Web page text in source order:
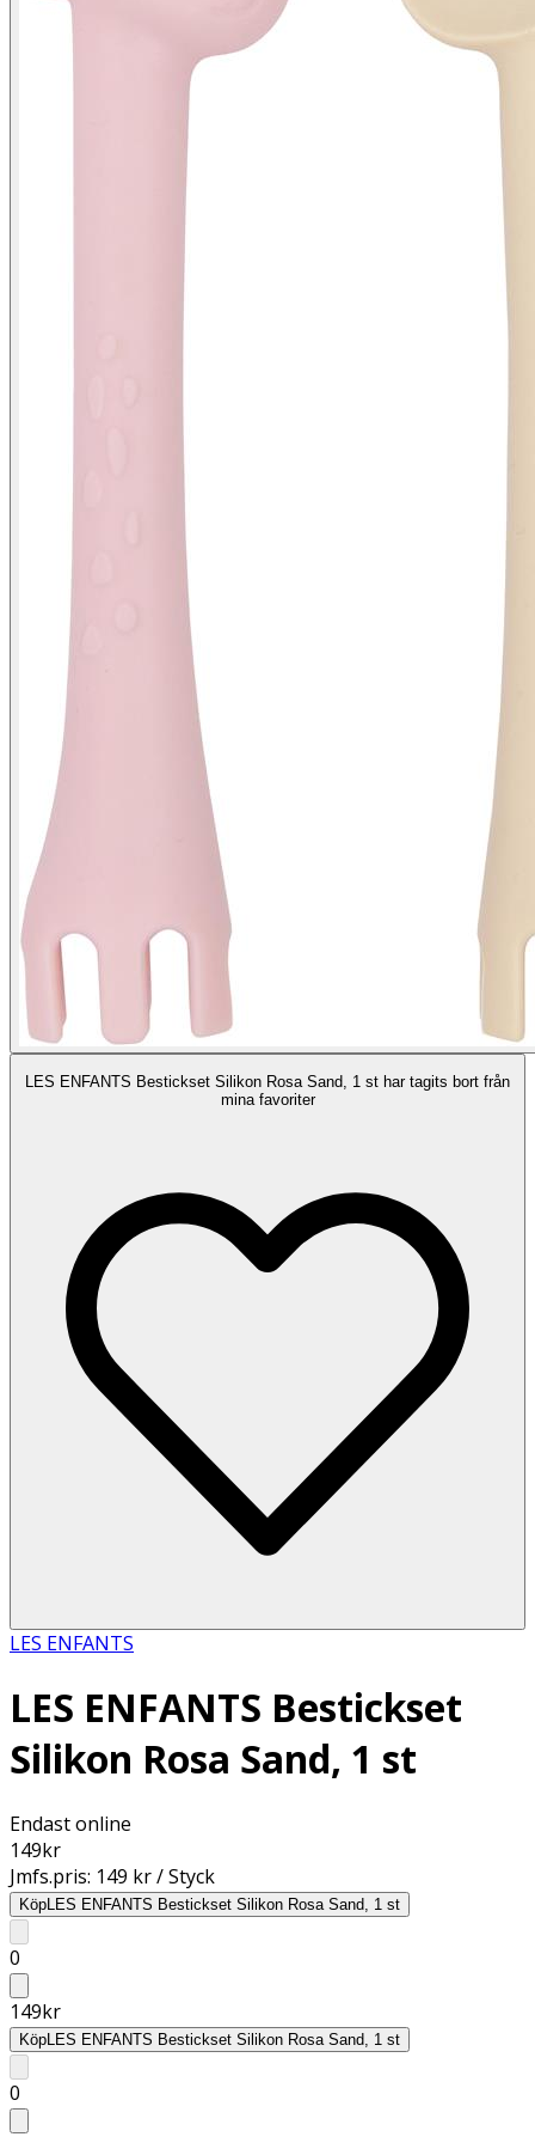
LES ENFANTS Bestickset Silikon Rosa Sand, 1 st har tagits bort från
mina favoriter
LES ENFANTS
LES ENFANTS Bestickset
Silikon Rosa Sand, 1 st
Endast online
149kr
Jmfs.pris: 149 kr / Styck
KöpLES ENFANTS Bestickset Silikon Rosa Sand, 1 st
0
149kr
KöpLES ENFANTS Bestickset Silikon Rosa Sand, 1 st
0